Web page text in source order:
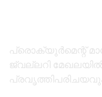
​പ്രൊക്യുർമെന്റ്
ജ്വല്ലറി